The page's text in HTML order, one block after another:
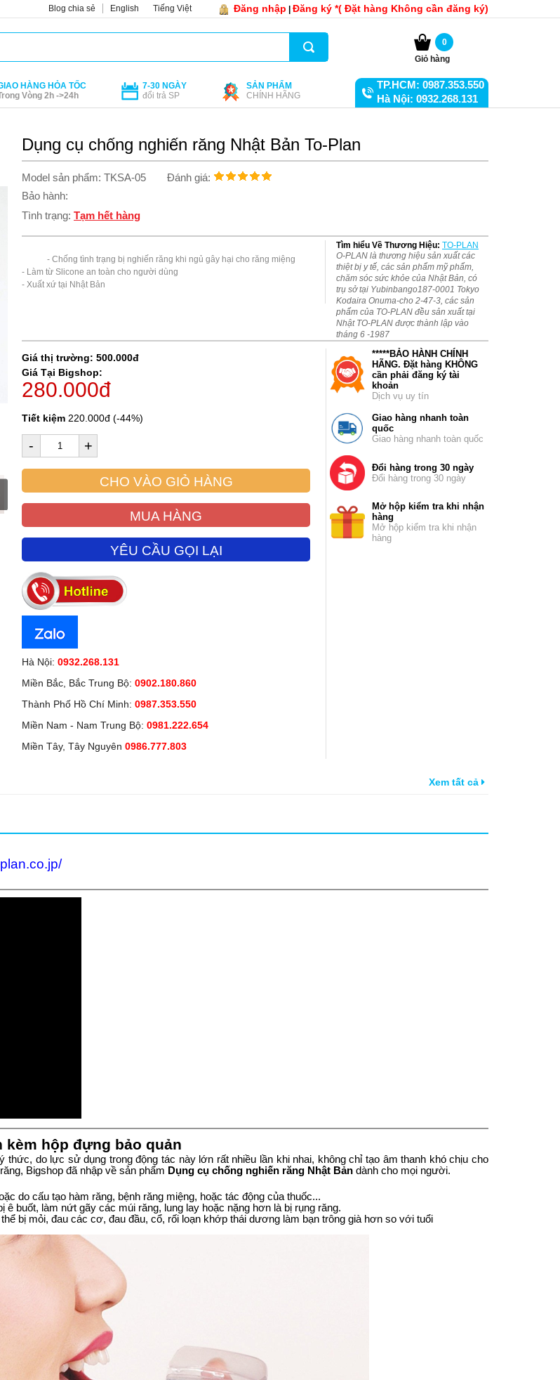
Đăng nhập Đăng ký *( Đặt hàng Không cần đăng ký)
Blog chia sẻ English Tiếng Việt
0
Giỏ hàng
HÀNG HỎA TỐC
Vòng 2h ->24h
7-30 NGÀY
đổi trả SP
SẢN PHẨM
CHÍNH HÃNG
TP.HCM: 0987.353.550
Hà Nội: 0932.268.131
Dụng cụ chống nghiến răng Nhật Bản To-Plan
Model sản phẩm: TKSA-05
Đánh giá:
Bảo hành:
Tình trạng: Tạm hết hàng
- Làm từ Slicone an toàn cho người dùng
- Xuất xứ tại Nhật Bản
Tìm hiểu Về Thương Hiệu: TO-PLAN
O-PLAN là thương hiệu sản xuất các
thiệt bị y tế, các sản phẩm mỹ phẩm,
chăm sóc sức khỏe của Nhật Bản, có
trụ sở tại Yubinbango187-0001 Tokyo
Kodaira Onuma-cho 2-47-3, các sản
phẩm của TO-PLAN đều sản xuất tại
Nhật TO-PLAN được thành lập vào
tháng 6 -1987
Giá thị trường: 500.000đ
Giá Tại Bigshop:
280.000đ
Tiết kiệm 220.000đ (-44%)
- +
CHO VÀO GIỎ HÀNG
MUA HÀNG
YÊU CẦU GỌI LẠI
Hà Nội: 0932.268.131
Miền Bắc, Bắc Trung Bộ: 0902.180.860
Thành Phố Hồ Chí Minh: 0987.353.550
Miền Nam - Nam Trung Bộ: 0981.222.654
Miền Tây, Tây Nguyên 0986.777.803
*****BẢO HÀNH CHÍNH
HÃNG. Đặt hàng KHÔNG
cần phải đăng ký tài
khoản
Dịch vụ uy tín
Giao hàng nhanh toàn
quốc
Giao hàng nhanh toàn quốc
Đổi hàng trong 30 ngày
Đổi hàng trong 30 ngày
Mở hộp kiểm tra khi nhận
hàng
Mở hộp kiểm tra khi nhận
hàng
Xem tất cả
kèm hộp đựng bảo quản
do lực sử dụng trong động tác này lớn rất nhiều lần khi nhai, không chỉ tạo âm thanh khó chịu cho
Bigshop đã nhập về sản phẩm Dụng cụ chống nghiến răng Nhật Bản dành cho mọi người.
do cấu tạo hàm răng, bệnh răng miệng, hoặc tác động của thuốc...
buốt, làm nứt gãy các múi răng, lung lay hoặc nặng hơn là bị rụng răng.
bị mỏi, đau các cơ, đau đầu, cổ, rối loạn khớp thái dương làm bạn trông già hơn so với tuổi